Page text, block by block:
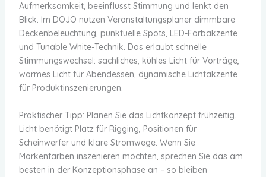
Aufmerksamkeit, beeinflusst Stimmung und lenkt den
Blick. Im DOJO nutzen Veranstaltungsplaner dimmbare
Deckenbeleuchtung, punktuelle Spots, LED-Farbakzente
und Tunable White-Technik. Das erlaubt schnelle
Stimmungswechsel: sachliches, kühles Licht für Vorträge,
warmes Licht für Abendessen, dynamische Lichtakzente
für Produktinszenierungen.
Praktischer Tipp: Planen Sie das Lichtkonzept frühzeitig.
Licht benötigt Platz für Rigging, Positionen für
Scheinwerfer und klare Stromwege. Wenn Sie
Markenfarben inszenieren möchten, sprechen Sie das am
besten in der Konzeptionsphase an – so bleiben